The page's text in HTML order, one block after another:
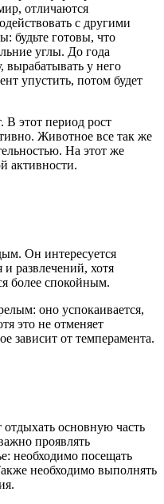
отличаются
с другими
будьте готовы, что
углы. До года
вырабатывать у него
упустить, потом будет
этот период рост
Животное все так же
На этот же
активности.
Он интересуется
развлечений, хотя
более спокойным.
оно успокаивается,
это не отменяет
зависит от темперамента.
основную часть
проявлять
необходимо посещать
необходимо выполнять